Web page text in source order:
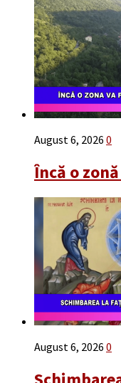
August 6, 2026 0
Încă o
August 6, 2026 0